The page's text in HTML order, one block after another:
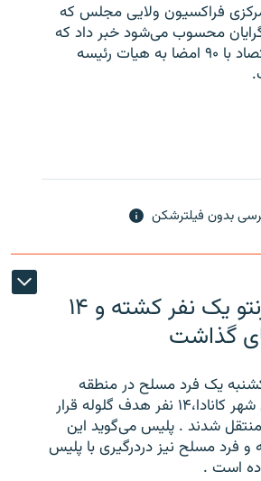
فراکسیون ولایی مجلس که
محسوب می‌شود خبر داد که
طرح استیضاح وزیر اقتصاد با ۹۰ امضا به هیات رئیسه
بدون فیلترشکن
تیراندازی در تورنتو یک نفر کشته و ۱۴
گذاشت
یک فرد مسلح در منطقه
مرکزی تورنتو ،‌بزرگترین شهر کانادا،۱۴ نفر هدف گلوله قرار
منتقل شدند . پلیس می‌گوید این
فرد مسلح نیز دردرگیری با پلیس
است .